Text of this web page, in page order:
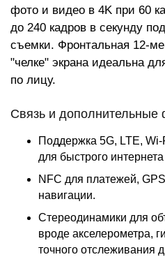
фото и видео в 4K при 60
до 240 кадров в секунду
съемки. Фронтальная 12-
"челке" экрана идеальна
по лицу.
Связь и дополнительные
Поддержка 5G, LTE,
для быстрого
NFC для платежей,
навигации.
Стереодинамики для
вроде акселерометра,
точного отслеживания